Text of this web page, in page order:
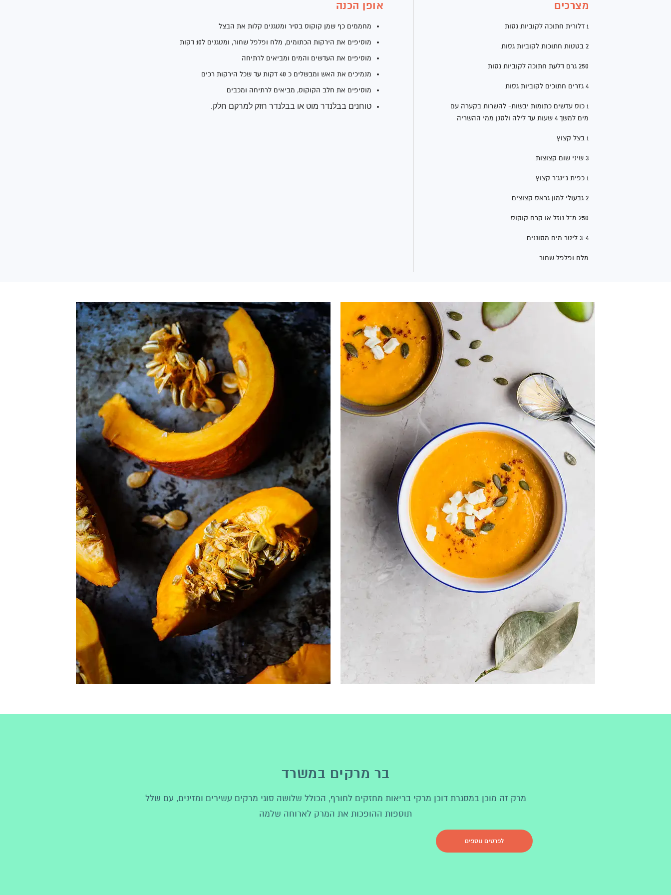
מצרכים
1 דלורית חתוכה לקוביות גסות
2 בטטות חתוכות לקוביות גסות
250 גרם דלעת חתוכה לקוביות גסות
4 גזרים חתוכים לקוביות גסות
1 כוס עדשים כתומות יבשות- להשרות בקערה עם
מים למשך 4 שעות עד לילה ולסנן ממי ההשריה
1 בצל קצוץ
3 שיני שום קצוצות
1 כפית ג'ינג'ר קצוץ
2 גבעולי למון גראס קצוצים
250 מ"ל נוזל או קרם קוקוס
3-4 ליטר מים מסוננים
מלח ופלפל שחור
אופן הכנה
מחממים כף שמן קוקוס בסיר ומטגנים קלות את הבצל
מוסיפים את הירקות הכתומים, מלח ופלפל שחור, ומטגנים ל10 דקות
מוסיפים את העדשים והמים ומביאים לרתיחה
מנמיכים את האש ומבשלים כ 40 דקות עד שכל הירקות רכים
מוסיפים את חלב הקוקוס, מביאים לרתיחה ומכבים
טוחנים בבלנדר מוט או בבלנדר חזק למרקם חלק.
בר מרקים במשרד
מרק זה מוכן במסגרת דוכן מרקי בריאות מחזקים לחורף, הכולל שלושה סוגי מרקים עשירים ומזינים, עם שלל
תוספות ההופכות את המרק לארוחה שלמה
לפרטים נוספים